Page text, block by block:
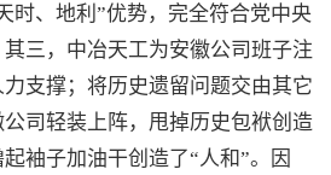
时、地利”优势，完全符合党中央
三，中冶天工为安徽公司班子注
支撑；将历史遗留问题交由其它
司轻装上阵，甩掉历史包袱创造
袖子加油干创造了“人和”。因